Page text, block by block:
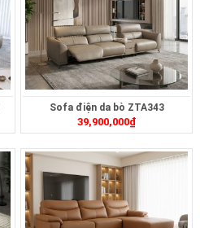
Sofa điện da bò ZTA343
39,900,000₫